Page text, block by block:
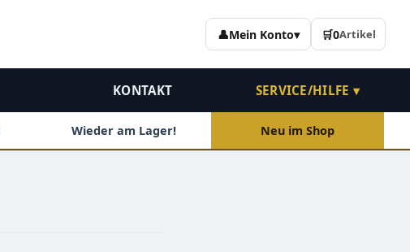
👤Mein Konto▾ 🛒0Artikel
KONTAKT SERVICE/HILFE ▾
Wieder am Lager! Neu im Shop